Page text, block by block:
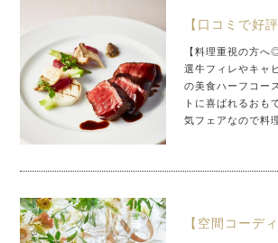
【口コミで好
【料理重視の方
選牛フィレやキャ
の美食ハーフコー
トに喜ばれるおも
気フェアなので料
【空間コーデ